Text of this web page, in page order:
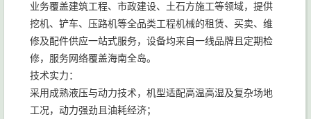
业务覆盖建筑工程、市政建设、土石方施工等领域，提供
挖机、铲车、压路机等全品类工程机械的租赁、买卖、维
修及配件供应一站式服务，设备均来自一线品牌且定期检
修，服务网络覆盖海南全岛。
技术实力：
采用成熟液压与动力技术，机型适配高温高湿及复杂场地
工况，动力强劲且油耗经济；